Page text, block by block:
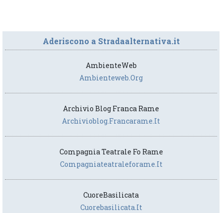
Aderiscono a Stradaalternativa.it
AmbienteWeb
Ambienteweb.org
Archivio Blog Franca Rame
Archivioblog.francarame.it
Compagnia Teatrale Fo Rame
Compagniateatraleforame.it
CuoreBasilicata
Cuorebasilicata.it